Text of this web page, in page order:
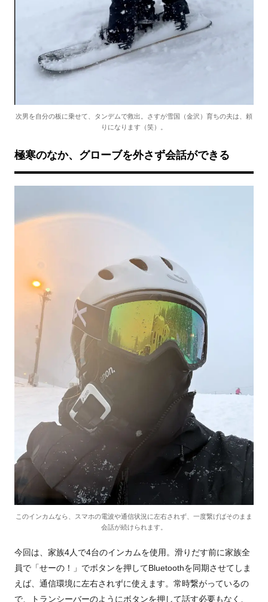
次男を自分の板に乗せて、タンデムで救出。さすが雪国（金沢）育ちの夫は、頼
りになります（笑）。
極寒のなか、グローブを外さず会話ができる
このインカムなら、スマホの電波や通信状況に左右されず、一度繋げばそのまま
会話が続けられます。
今回は、家族4人で4台のインカムを使用。滑りだす前に家族全
員で「せーの！」でボタンを押してBluetoothを同期させてしま
えば、通信環境に左右されずに使えます。常時繋がっているの
で、トランシーバーのようにボタンを押して話す必要もなく、